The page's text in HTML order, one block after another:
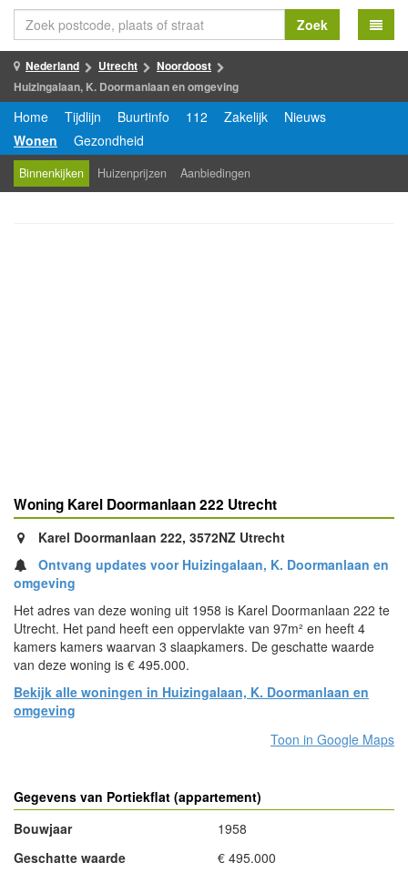
Zoek
Nederland Utrecht
Noordoost
Huizingalaan, K. Doormanlaan en omgeving
Home Tijdlijn Buurtinfo 112 Zakelijk
Nieuws
Wonen
Gezondheid
Binnenkijken Huizenprijzen Aanbiedingen
Woning Karel Doormanlaan 222 Utrecht
Karel Doormanlaan 222, 3572NZ Utrecht
Ontvang updates voor Huizingalaan, K. Doormanlaan en
omgeving
Het adres van deze woning uit 1958 is Karel Doormanlaan 222 te
Utrecht. Het pand heeft een oppervlakte van 97m² en heeft 4
kamers kamers waarvan 3 slaapkamers. De geschatte waarde
van deze woning is € 495.000.
Bekijk alle woningen in Huizingalaan, K. Doormanlaan en
omgeving
Toon in Google Maps
Gegevens van Portiekflat (appartement)
Bouwjaar
1958
Geschatte waarde
€ 495.000